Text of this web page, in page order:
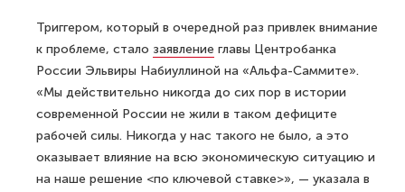
Триггером, который в очередной раз привлек внимание
к проблеме, стало заявление главы Центробанка
России Эльвиры Набиуллиной на «Альфа-Саммите».
«Мы действительно никогда до сих пор в истории
современной России не жили в таком дефиците
рабочей силы. Никогда у нас такого не было, а это
оказывает влияние на всю экономическую ситуацию и
на наше решение <по ключевой ставке>», — указала в